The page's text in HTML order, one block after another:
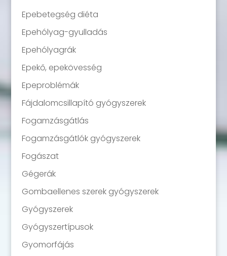
Epebetegség diéta
Epehólyag-gyulladás
Epehólyagrák
Epekő, epekövesség
Epeproblémák
Fájdalomcsillapító gyógyszerek
Fogamzásgátlás
Fogamzásgátlók gyógyszerek
Fogászat
Gégerák
Gombaellenes szerek gyógyszerek
Gyógyszerek
Gyógyszertípusok
Gyomorfájás